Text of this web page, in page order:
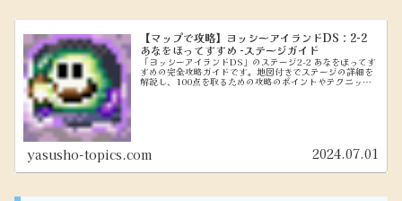
【マップで攻略】ヨッシーアイランドDS：2-2
あなをほってすすめ -ステージガイド
「ヨッシーアイランドDS」のステージ2-2 あなをほってす
すめの完全攻略ガイドです。地図付きでステージの詳細を
解説し、100点を取るための攻略のポイントやテクニック
を紹介します。初心者から上級者まで必見の情報をお届け
yasusho-topics.com 2024.07.01